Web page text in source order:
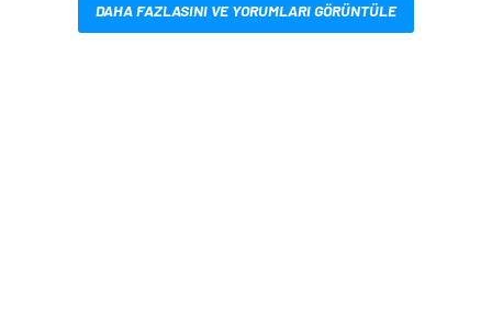
DAHA FAZLASINI VE YORUMLARI GÖRÜNTÜLE